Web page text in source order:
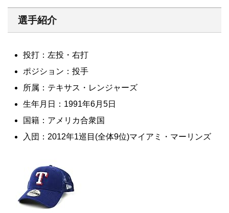
選手紹介
投打：左投・右打
ポジション：投手
所属：テキサス・レンジャーズ
生年月日：1991年6月5日
国籍：アメリカ合衆国
入団：2012年1巡目(全体9位)マイアミ・マーリンズ